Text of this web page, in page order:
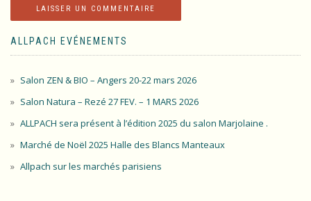
ALLPACH EVÉNEMENTS
Salon ZEN & BIO – Angers 20-22 mars 2026
Salon Natura – Rezé 27 FEV. – 1 MARS 2026
ALLPACH sera présent à l’édition 2025 du salon Marjolaine .
Marché de Noël 2025 Halle des Blancs Manteaux
Allpach sur les marchés parisiens